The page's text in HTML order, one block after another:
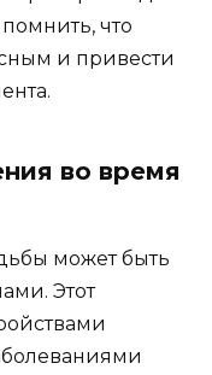
что
и привести
во время
может быть
Этот